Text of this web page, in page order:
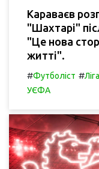
Караваєв
"Шахтарі"
"Це нова
житті".
#Футболіст #
УЄФА